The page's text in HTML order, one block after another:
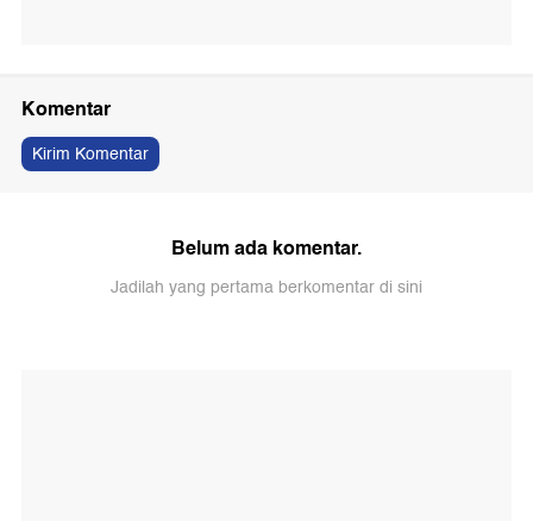
Komentar
Kirim Komentar
Belum ada komentar.
Jadilah yang pertama berkomentar di sini